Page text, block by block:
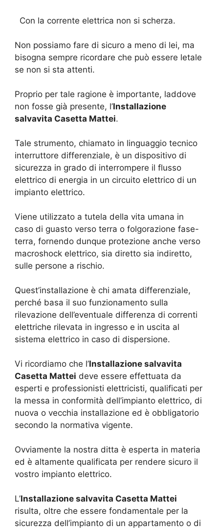
Con la corrente elettrica non si scherza.
Non possiamo fare di sicuro a meno di lei, ma
bisogna sempre ricordare che può essere letale
se non si sta attenti.
Proprio per tale ragione è importante, laddove
non fosse già presente, l’Installazione
salvavita Casetta Mattei.
Tale strumento, chiamato in linguaggio tecnico
interruttore differenziale, è un dispositivo di
sicurezza in grado di interrompere il flusso
elettrico di energia in un circuito elettrico di un
impianto elettrico.
Viene utilizzato a tutela della vita umana in
caso di guasto verso terra o folgorazione fase-
terra, fornendo dunque protezione anche verso
macroshock elettrico, sia diretto sia indiretto,
sulle persone a rischio.
Quest’installazione è chi amata differenziale,
perché basa il suo funzionamento sulla
rilevazione dell’eventuale differenza di correnti
elettriche rilevata in ingresso e in uscita al
sistema elettrico in caso di dispersione.
Vi ricordiamo che l’Installazione salvavita
Casetta Mattei deve essere effettuata da
esperti e professionisti elettricisti, qualificati per
la messa in conformità dell’impianto elettrico, di
nuova o vecchia installazione ed è obbligatorio
secondo la normativa vigente.
Ovviamente la nostra ditta è esperta in materia
ed è altamente qualificata per rendere sicuro il
vostro impianto elettrico.
L’Installazione salvavita Casetta Mattei
risulta, oltre che essere fondamentale per la
sicurezza dell’impianto di un appartamento o di